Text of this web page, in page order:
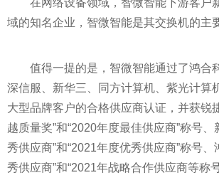
在网络设备领域，智微智能下游客户
域的知名企业，智微智能是其交换机的主
值得一提的是，智微智能通过了鸿合
深信服、新华三、同方计算机、紫光计算
大型品牌客户的合格供应商认证，并获锐
越质量奖”和“2020年度最佳供应商”称号
秀供应商”和“2021年度优秀供应商”称号、
秀供应商”和“2021年战略合作供应商等称号